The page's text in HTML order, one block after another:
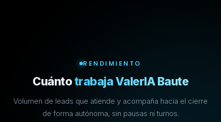
RENDIMIENTO
Cuántotrabaja ValerIA Baute
Volumen de leads que atiende y acompaña hacia el cierre
de forma autónoma, sin pausas ni turnos.